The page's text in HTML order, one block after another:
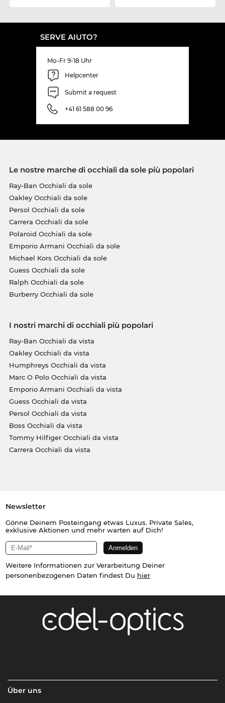
SERVE AIUTO?
Mo-Fr 9-18 Uhr
Helpcenter
Submit a request
+41 61 588 00 96
Le nostre marche di occhiali da sole più popolari
Ray-Ban Occhiali da sole
Oakley Occhiali da sole
Persol Occhiali da sole
Carrera Occhiali da sole
Polaroid Occhiali da sole
Emporio Armani Occhiali da sole
Michael Kors Occhiali da sole
Guess Occhiali da sole
Ralph Occhiali da sole
Burberry Occhiali da sole
I nostri marchi di occhiali più popolari
Ray-Ban Occhiali da vista
Oakley Occhiali da vista
Humphreys Occhiali da vista
Marc O Polo Occhiali da vista
Emporio Armani Occhiali da vista
Guess Occhiali da vista
Persol Occhiali da vista
Boss Occhiali da vista
Tommy Hilfiger Occhiali da vista
Carrera Occhiali da vista
Newsletter
Gönne Deinem Posteingang etwas Luxus. Private Sales,
exklusive Aktionen und mehr warten auf Dich!
Weitere Informationen zur Verarbeitung Deiner
personenbezogenen Daten findest Du hier
Über uns